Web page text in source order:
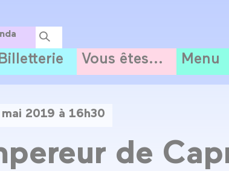
Vous êtes... Menu
2019 à 16h30
de